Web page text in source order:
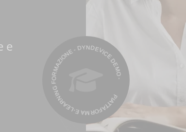
e
PIATTAFORMA E-LEARNING FORMAZIONE - DYNDEVICE DEMO -